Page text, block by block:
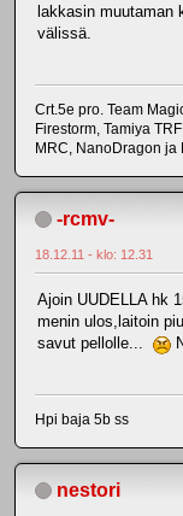
lakkasin muutaman
välissä.
Crt.5e pro. Team
Firestorm, Tamiya
MRC, NanoDragon ja
-rcmv-
18.12.11 - klo: 12.31
Ajoin UUDELLA hk
menin ulos,laitoin
savut pellolle...
Hpi baja 5b ss
nestori